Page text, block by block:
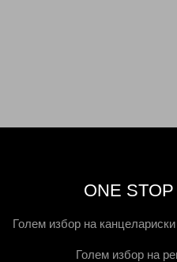
ONE
Голем избор на
Голем избор на